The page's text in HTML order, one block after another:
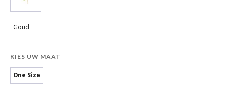
Goud
KIES UW MAAT
One Size